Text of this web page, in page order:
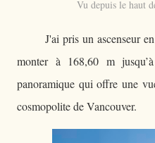
Vu depuis le haut
J'ai pris un ascenseur
monter à 168,60 m
panoramique qui offre une
cosmopolite de Vancouver.